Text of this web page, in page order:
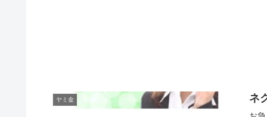
ヤミ金 ネ